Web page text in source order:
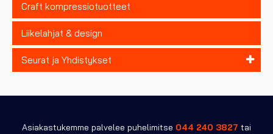
Craft kompressiotuotteet
Liikelahjat & design
Seurat ja Yhdistykset
Asiakastukemme palvelee puhelimitse 044 240 3827 tai